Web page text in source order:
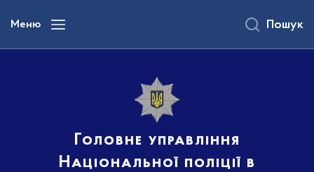
вмісту
Меню
Головне управління
Національної поліції в
Пошук